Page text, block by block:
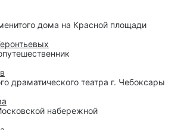
дома на Красной площади
драматического театра г. Чебоксары
набережной